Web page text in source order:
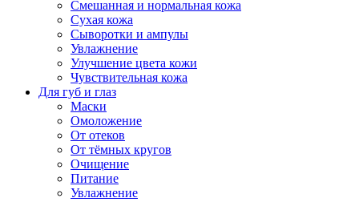
Смешанная и нормальная кожа
Сухая кожа
Сыворотки и ампулы
Увлажнение
Улучшение цвета кожи
Чувствительная кожа
Для губ и глаз
Маски
Омоложение
От отеков
От тёмных кругов
Очищение
Питание
Увлажнение